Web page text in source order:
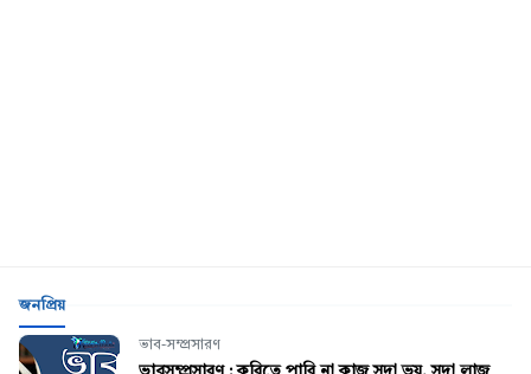
জনপ্রিয়
ভাব-সম্প্রসারণ